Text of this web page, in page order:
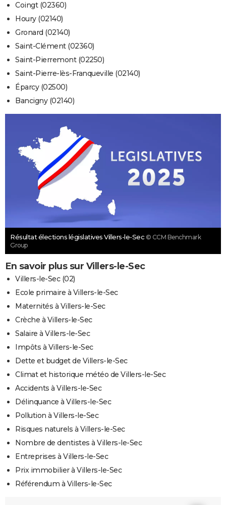
Coingt (02360)
Houry (02140)
Gronard (02140)
Saint-Clément (02360)
Saint-Pierremont (02250)
Saint-Pierre-lès-Franqueville (02140)
Éparcy (02500)
Bancigny (02140)
Résultat élections législatives Villers-le-Sec © CCM Benchmark
Group
En savoir plus sur Villers-le-Sec
Villers-le-Sec (02)
Ecole primaire à Villers-le-Sec
Maternités à Villers-le-Sec
Crèche à Villers-le-Sec
Salaire à Villers-le-Sec
Impôts à Villers-le-Sec
Dette et budget de Villers-le-Sec
Climat et historique météo de Villers-le-Sec
Accidents à Villers-le-Sec
Délinquance à Villers-le-Sec
Pollution à Villers-le-Sec
Risques naturels à Villers-le-Sec
Nombre de dentistes à Villers-le-Sec
Entreprises à Villers-le-Sec
Prix immobilier à Villers-le-Sec
Référendum à Villers-le-Sec